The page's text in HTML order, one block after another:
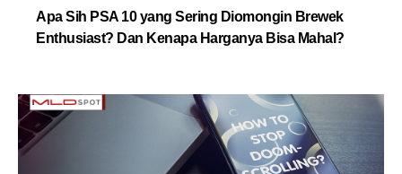
Apa Sih PSA 10 yang Sering Diomongin Brewek
Enthusiast? Dan Kenapa Harganya Bisa Mahal?